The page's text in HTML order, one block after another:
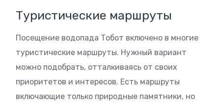
Туристические маршруты
Посещение водопада Тобот включено в многие
туристические маршруты. Нужный вариант
можно подобрать, отталкиваясь от своих
приоритетов и интересов. Есть маршруты
включающие только природные памятники, но